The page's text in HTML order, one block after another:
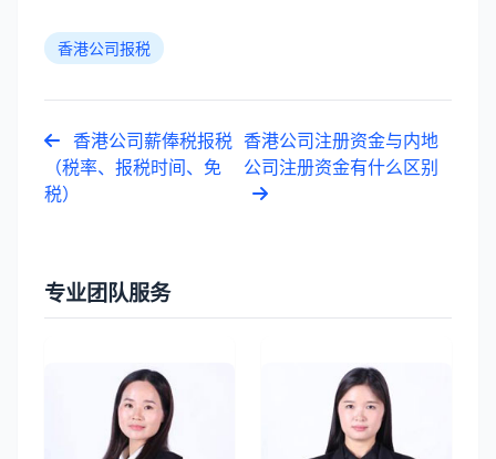
香港公司报税
香港公司薪俸税报税
（税率、报税时间、免
税）
香港公司注册资金与内地
公司注册资金有什么区别
专业团队服务